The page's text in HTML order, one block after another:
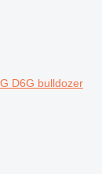
D6G bulldozer